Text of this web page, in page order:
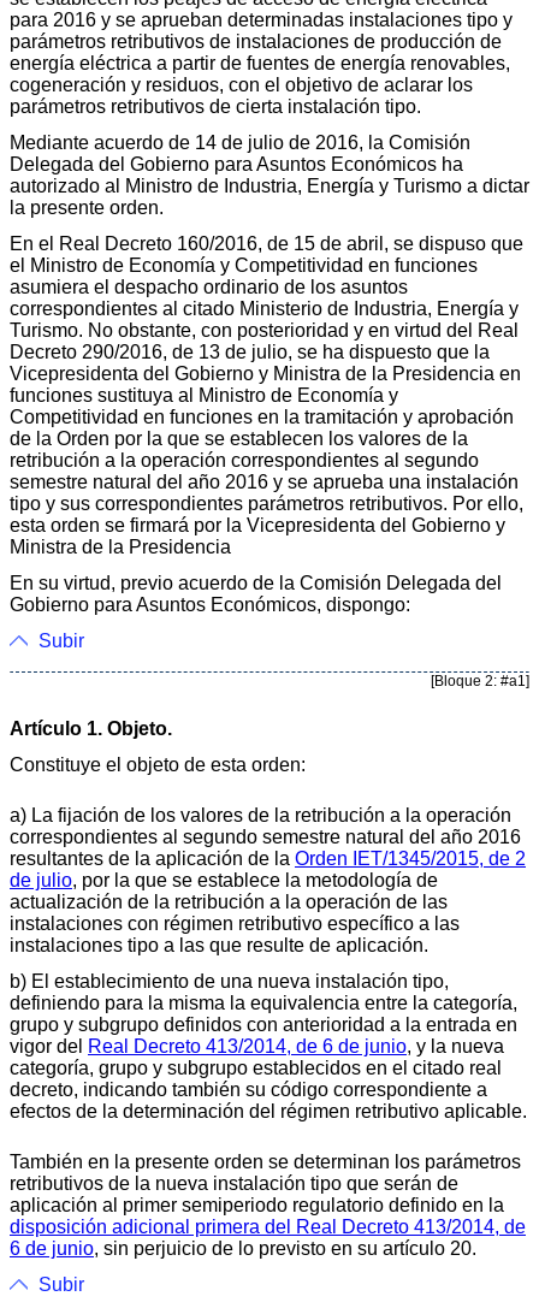
para 2016 y se aprueban determinadas instalaciones tipo y
parámetros retributivos de instalaciones de producción de
energía eléctrica a partir de fuentes de energía renovables,
cogeneración y residuos, con el objetivo de aclarar los
parámetros retributivos de cierta instalación tipo.
Mediante acuerdo de 14 de julio de 2016, la Comisión
Delegada del Gobierno para Asuntos Económicos ha
autorizado al Ministro de Industria, Energía y Turismo a dictar
la presente orden.
En el Real Decreto 160/2016, de 15 de abril, se dispuso que
el Ministro de Economía y Competitividad en funciones
asumiera el despacho ordinario de los asuntos
correspondientes al citado Ministerio de Industria, Energía y
Turismo. No obstante, con posterioridad y en virtud del Real
Decreto 290/2016, de 13 de julio, se ha dispuesto que la
Vicepresidenta del Gobierno y Ministra de la Presidencia en
funciones sustituya al Ministro de Economía y
Competitividad en funciones en la tramitación y aprobación
de la Orden por la que se establecen los valores de la
retribución a la operación correspondientes al segundo
semestre natural del año 2016 y se aprueba una instalación
tipo y sus correspondientes parámetros retributivos. Por ello,
esta orden se firmará por la Vicepresidenta del Gobierno y
Ministra de la Presidencia
En su virtud, previo acuerdo de la Comisión Delegada del
Gobierno para Asuntos Económicos, dispongo:
Subir
[Bloque 2: #a1]
Artículo 1. Objeto.
Constituye el objeto de esta orden:
a) La fijación de los valores de la retribución a la operación
correspondientes al segundo semestre natural del año 2016
resultantes de la aplicación de la Orden IET/1345/2015, de 2
de julio, por la que se establece la metodología de
actualización de la retribución a la operación de las
instalaciones con régimen retributivo específico a las
instalaciones tipo a las que resulte de aplicación.
b) El establecimiento de una nueva instalación tipo,
definiendo para la misma la equivalencia entre la categoría,
grupo y subgrupo definidos con anterioridad a la entrada en
vigor del Real Decreto 413/2014, de 6 de junio, y la nueva
categoría, grupo y subgrupo establecidos en el citado real
decreto, indicando también su código correspondiente a
efectos de la determinación del régimen retributivo aplicable.
También en la presente orden se determinan los parámetros
retributivos de la nueva instalación tipo que serán de
aplicación al primer semiperiodo regulatorio definido en la
disposición adicional primera del Real Decreto 413/2014, de
6 de junio, sin perjuicio de lo previsto en su artículo 20.
Subir